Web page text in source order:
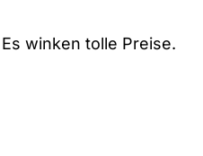
winken tolle Preise.